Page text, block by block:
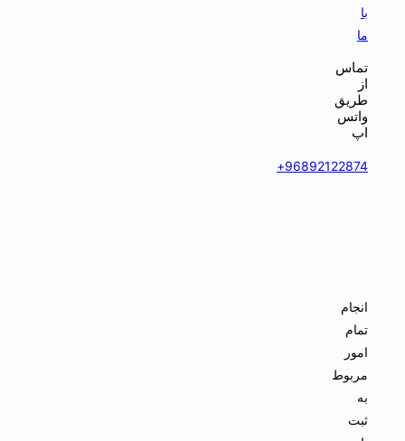
با
ما
تماس
از
طریق
واتس
اپ
96892122874+
انجام
تمام
امور
مربوط
به
ثبت